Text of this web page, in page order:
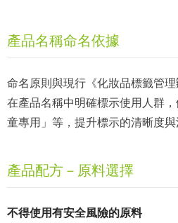
產品名稱命名依據
命名原則與現行《化妝品標籤管
在產品名稱中明確標示使用人群
童專用」等，提升標示的清晰度與
產品配方－原料選擇
不得使用有安全風險的原料